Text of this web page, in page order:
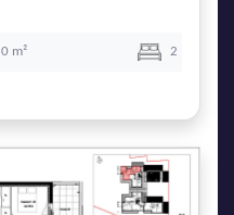
0 m² 2